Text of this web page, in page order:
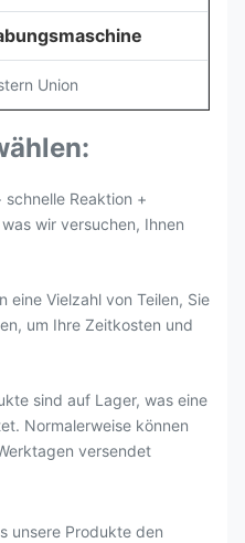
Union
Reaktion +
wir versuchen, Ihnen
eine Vielzahl von Teilen, Sie
um Ihre Zeitkosten und
sind auf Lager, was eine
Normalerweise können
versendet
unsere Produkte den